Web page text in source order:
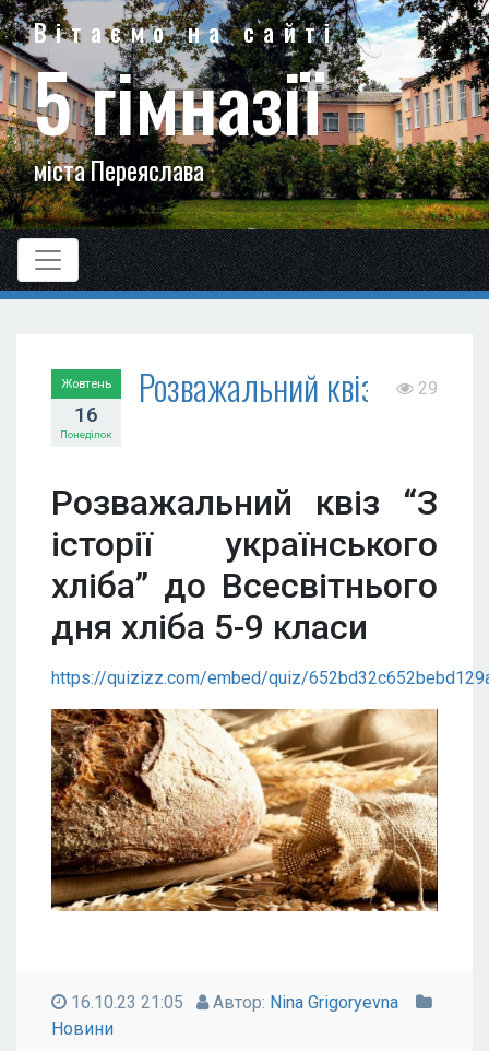
Вітаємо на сайті
5 гімназії
міста Переяслава
Жовтень
16
Понеділок
Розважальний квіз 29
Розважальний квіз “З
історії українського
хліба” до Всесвітнього
дня хліба 5-9 класи
https://quizizz.com/embed/quiz/
16.10.23 21:05 Автор: Nina Grigoryevna
Новини